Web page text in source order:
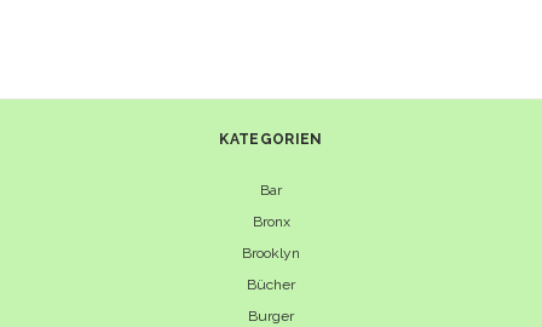
METAXA
KATEGORIEN
Bar
Bronx
Brooklyn
Bücher
Burger